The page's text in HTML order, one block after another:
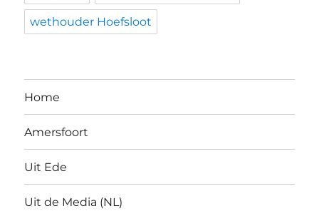
wethouder Hoefsloot
Home
Amersfoort
Uit Ede
Uit de Media (NL)